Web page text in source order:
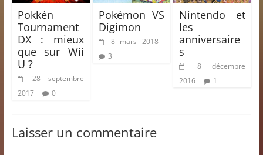
Pokkén
Tournament
DX : mieux
que sur Wii
U ?
28 septembre
2017
0
Pokémon VS
Digimon
8 mars 2018
3
Nintendo et
les
anniversaire
s
8 décembre
2016
1
Laisser un commentaire